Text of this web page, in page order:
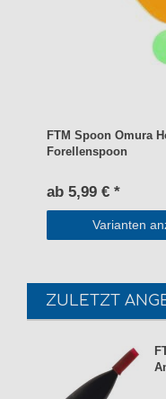
FTM Spoon Omura
Forellenspoon
ab 5,99 € *
Varianten
ZULETZT